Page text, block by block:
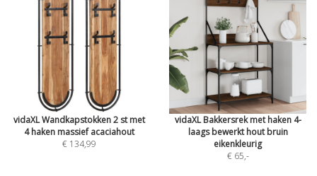
vidaXL Wandkapstokken 2 st met
4 haken massief acaciahout
€ 134,99
vidaXL Bakkersrek met haken 4-
laags bewerkt hout bruin
eikenkleurig
€ 65,-